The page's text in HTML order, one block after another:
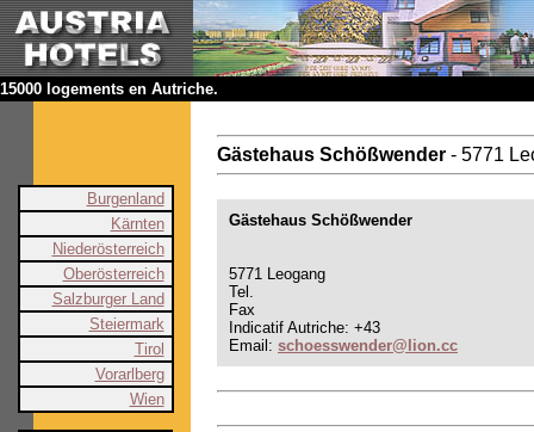
15000 logements en Autriche.
Burgenland
Kärnten
Niederösterreich
Oberösterreich
Salzburger Land
Steiermark
Tirol
Vorarlberg
Wien
Gästehaus Schößwender - 5771
Gästehaus Schößwender
5771 Leogang
Tel.
Fax
Indicatif Autriche: +43
Email: schoesswender@lion.cc